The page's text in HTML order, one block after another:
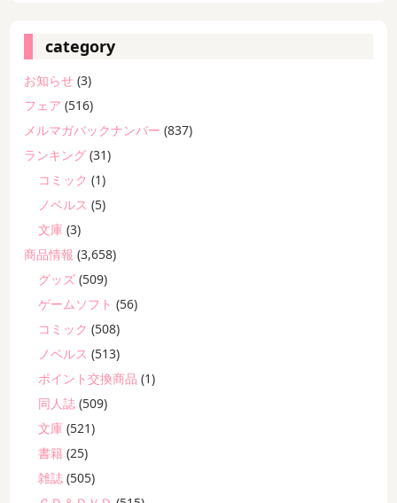
category
お知らせ (3)
フェア (516)
メルマガバックナンバー (837)
ランキング (31)
コミック (1)
ノベルス (5)
文庫 (3)
商品情報 (3,658)
グッズ (509)
ゲームソフト (56)
コミック (508)
ノベルス (513)
ポイント交換商品 (1)
同人誌 (509)
文庫 (521)
書籍 (25)
雑誌 (505)